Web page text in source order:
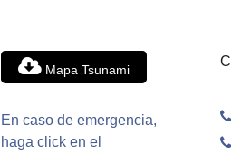
Mapa Tsunami
En caso de emergencia,
haga click en el